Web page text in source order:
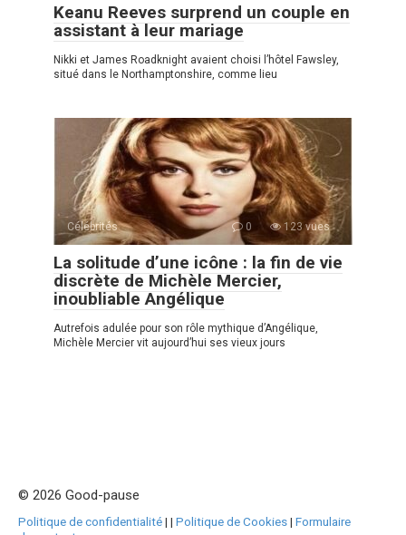
Keanu Reeves surprend un couple en
assistant à leur mariage
Nikki et James Roadknight avaient choisi l’hôtel Fawsley,
situé dans le Northamptonshire, comme lieu
Célébrités 0 123 vues
La solitude d’une icône : la fin de vie
discrète de Michèle Mercier,
inoubliable Angélique
Autrefois adulée pour son rôle mythique d’Angélique,
Michèle Mercier vit aujourd’hui ses vieux jours
© 2026 Good-pause
Politique de confidentialité| | Politique de Cookies| Formulaire